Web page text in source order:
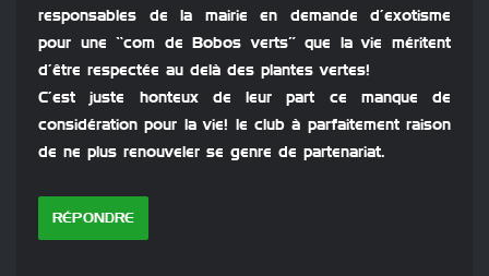
responsables de la mairie en demande d’exotisme
pour une “com de Bobos verts” que la vie méritent
d’être respectée au delà des plantes vertes!
C’est juste honteux de leur part ce manque de
considération pour la vie! le club à parfaitement raison
de ne plus renouveler se genre de partenariat.
RÉPONDRE